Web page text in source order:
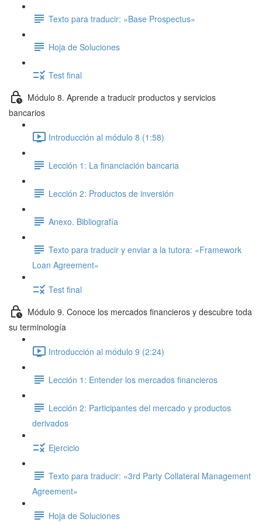
Texto para traducir: «Base Prospectus»
Hoja de Soluciones
Test final
Módulo 8. Aprende a traducir productos y servicios
bancarios
Introducción al módulo 8 (1:58)
Lección 1: La financiación bancaria
Lección 2: Productos de inversión
Anexo. Bibliografía
Texto para traducir y enviar a la tutora: «Framework
Loan Agreement»
Test final
Módulo 9. Conoce los mercados financieros y descubre toda
su terminología
Introducción al módulo 9 (2:24)
Lección 1: Entender los mercados financieros
Lección 2: Participantes del mercado y productos
derivados
Ejercicio
Texto para traducir: «3rd Party Collateral Management
Agreement»
Hoja de Soluciones